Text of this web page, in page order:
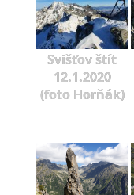
Svišťov štít
12.1.2020
(foto Horňák)